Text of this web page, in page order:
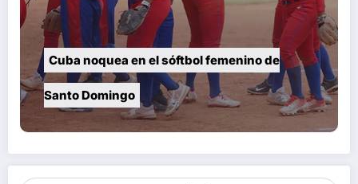
Cuba noquea en el sóftbol femenino de
Santo Domingo